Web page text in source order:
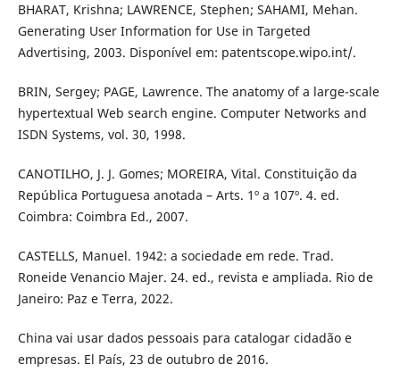
BHARAT, Krishna; LAWRENCE, Stephen; SAHAMI, Mehan.
Generating User Information for Use in Targeted
Advertising, 2003. Disponível em: patentscope.wipo.int/.
BRIN, Sergey; PAGE, Lawrence. The anatomy of a large-scale
hypertextual Web search engine. Computer Networks and
ISDN Systems, vol. 30, 1998.
CANOTILHO, J. J. Gomes; MOREIRA, Vital. Constituição da
República Portuguesa anotada – Arts. 1º a 107º. 4. ed.
Coimbra: Coimbra Ed., 2007.
CASTELLS, Manuel. 1942: a sociedade em rede. Trad.
Roneide Venancio Majer. 24. ed., revista e ampliada. Rio de
Janeiro: Paz e Terra, 2022.
China vai usar dados pessoais para catalogar cidadão e
empresas. El País, 23 de outubro de 2016.